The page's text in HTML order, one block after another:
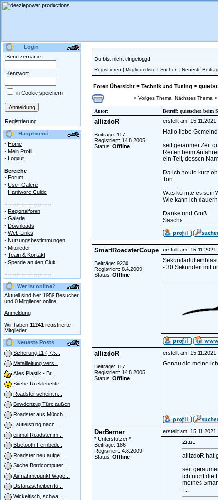
Login
Benutzername
Kennwort
in Cookie speichern
Registrierung
Hauptmenü
· Home
· Mein Profil
· Logout
Bereiche
· Forum
· User-Galerie
· Hardware Guide
================
· Regionalforen
· Galerie
· Downloads
· Web-Links
· Nutzungsbestimmungen
· Mitglieder
· Team & Kontakt
· Spende an den Club
================
Wer ist online?
Aktuell sind hier 1959 Besucher
und 0 Mitglieder online.
Anmeldung
Wir haben 11241 registrierte
Mitglieder.
Neueste Posts
Sicherung 11 ( 7,5...
Metallleitung vers...
Alles Plastik - Br...
Suche Rückleuchte ...
Roadster scheint n...
Bowdenzug Türe außen
Roadster aus Münch...
Laufleistung nach ...
einmal Roadster im...
Bluetooth-Fernbedi...
Roadster neu aufge...
Suche Bordcomputer...
Aufnahmepunkt Wage...
Distanzscheiben fü...
Wickeltisch, schwa...
Du bist nicht eingeloggt!
Registrieren | Mitgliederliste | Suchen | Neueste
Foren Übersicht > Technik und Tuning >
< Voriges Thema Nächstes Thema >
Autor: Betreff: quietschen beim
allizdoR
Beiträge: 117
Registriert: 14.8.2005
Status: Offline
erstellt am: 15.11.2021
Hallo liebe
seit geraumer Zeit
Reifen beim
ein Teil, dessen
Da ich heute kurz
Ton.
Was könnte es sein?
Wie kann ich
Danke und Gruß
Sascha
SmartRoadsterCoupe
Beiträge: 9230
Registriert: 8.4.2009
Status: Offline
erstellt am: 15.11.2021
- 30 Sekunden mit
allizdoR
Beiträge: 117
Registriert: 14.8.2005
Status: Offline
erstellt am: 15.11.2021
Genau die meine
DerBerner
* Unterstützer *
Beiträge: 186
Registriert: 4.8.2009
Status: Offline
erstellt am: 15.11.2021
Zitat:
allizdoR hat
seit
ich nicht die
meines
-...